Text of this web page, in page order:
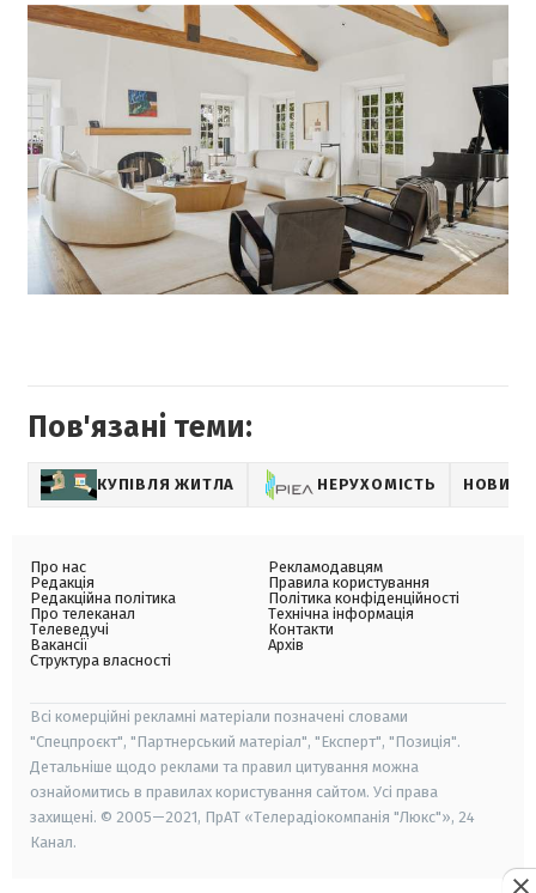
Пов'язані теми:
КУПІВЛЯ ЖИТЛА НЕРУХОМІСТЬ НОВИНИ
Про нас
Редакція
Редакційна політика
Про телеканал
Телеведучі
Вакансії
Структура власності
Рекламодавцям
Правила користування
Політика конфіденційності
Технічна інформація
Контакти
Архів
Всі комерційні рекламні матеріали позначені словами
"Спецпроєкт", "Партнерський матеріал", "Експерт", "Позиція".
Детальніше щодо реклами та правил цитування можна
ознайомитись в правилах користування сайтом. Усі права
захищені. © 2005—2021, ПрАТ «Телерадіокомпанія "Люкс"», 24
Канал.